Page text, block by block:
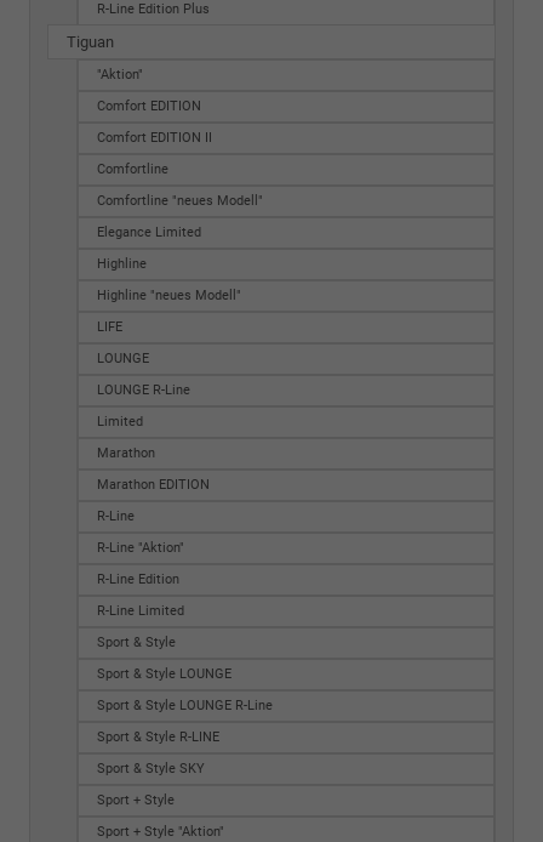
R-Line Edition Plus
Tiguan
"Aktion"
Comfort EDITION
Comfort EDITION II
Comfortline
Comfortline "neues Modell"
Elegance Limited
Highline
Highline "neues Modell"
LIFE
LOUNGE
LOUNGE R-Line
Limited
Marathon
Marathon EDITION
R-Line
R-Line "Aktion"
R-Line Edition
R-Line Limited
Sport & Style
Sport & Style LOUNGE
Sport & Style LOUNGE R-Line
Sport & Style R-LINE
Sport & Style SKY
Sport + Style
Sport + Style "Aktion"